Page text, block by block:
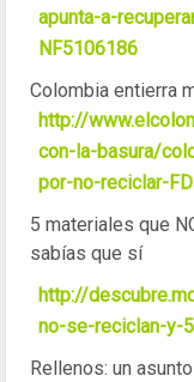
apunta-a-
NF5106186
Colombia entierra
http://
con-la-basura/
por-no-reciclar-
5 materiales que
sabías que sí
http://
no-se-reciclan-y-
Rellenos: un